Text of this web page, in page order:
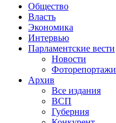
Общество
Власть
Экономика
Интервью
Парламентские вести
Новости
Фоторепортажи
Архив
Все издания
ВСП
Губерния